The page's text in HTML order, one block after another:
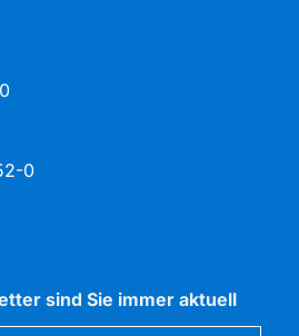
0
sind Sie immer aktuell